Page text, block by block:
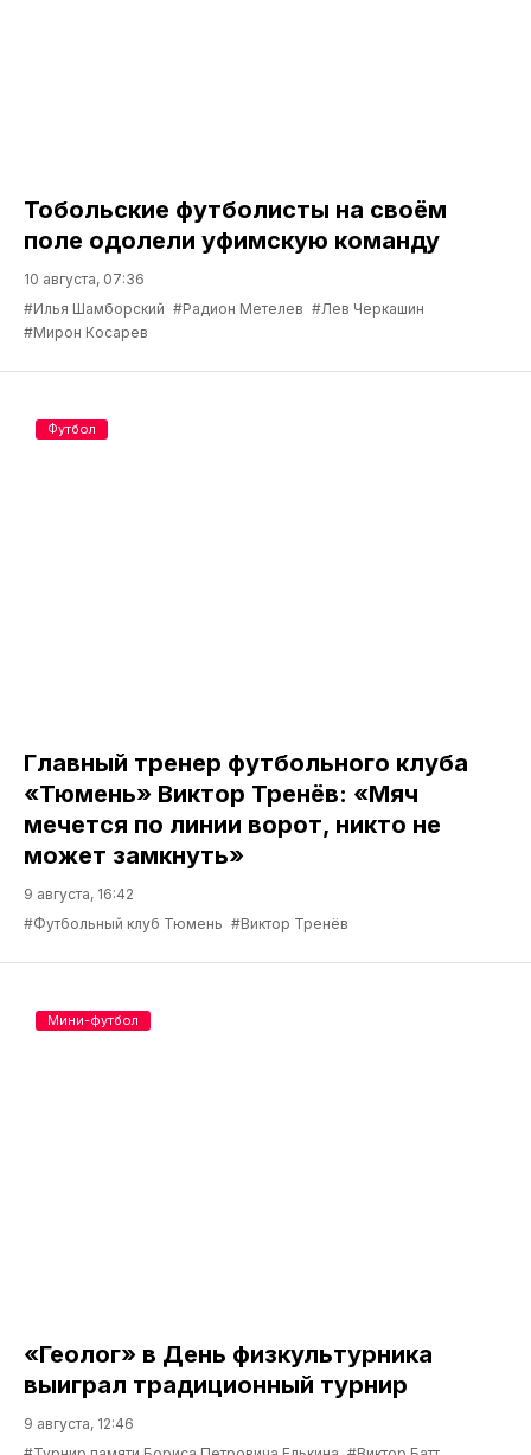
Тобольские футболисты на своём
поле одолели уфимскую команду
10 августа, 07:36
#Илья Шамборский #Радион Метелев #Лев Черкашин
#Мирон Косарев
Главный тренер футбольного клуба
«Тюмень» Виктор Тренёв: «Мяч
мечется по линии ворот, никто не
может замкнуть»
9 августа, 16:42
#Футбольный клуб Тюмень #Виктор Тренёв
Футбол
«Геолог» в День физкультурника
выиграл традиционный турнир
9 августа, 12:46
Мини-футбол